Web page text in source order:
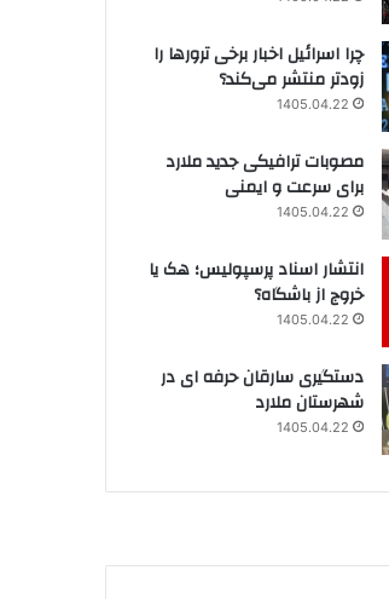
چرا اسرائیل اخبار برخی ترورها را
زودتر منتشر می‌کند؟
1405.04.22
مصوبات ترافیکی جدید ملارد
برای سرعت و ایمنی
1405.04.22
انتشار اسناد پرسپولیس؛ هک یا
خروج از باشگاه؟
1405.04.22
دستگیری سارقان حرفه ای در
شهرستان ملارد
1405.04.22